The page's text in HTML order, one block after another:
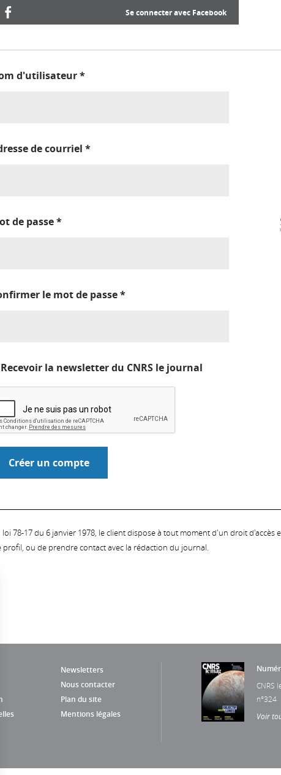
Se connecter avec Facebook
d'utilisateur*
de courriel *
de passe*
le mot de passe*
Recevoir la newsletter du CNRS le journal
78-17 du 6 janvier 1978, le client dispose à tout moment d'un droit
ou de prendre contact avec la rédaction du journal.
Newsletters
Nous contacter
Plan du site
Mentions légales
CNRS
n°324
Voir